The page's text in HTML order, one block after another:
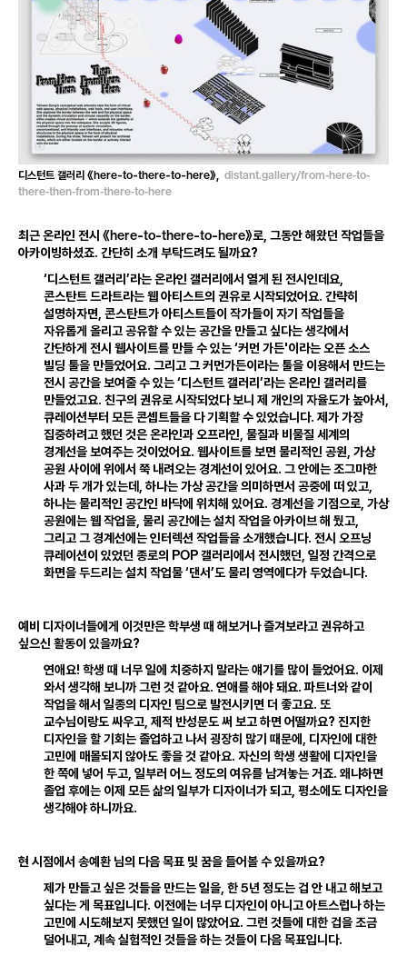
디스턴트 갤러리 《here-to-there-to-here》, distant.gallery/from-here-to-
there-then-from-there-to-here
최근 온라인 전시 《here-to-there-to-here》로, 그동안 해왔던 작업들을
아카이빙하셨죠. 간단히 소개 부탁드려도 될까요?
‘디스턴트 갤러리’라는 온라인 갤러리에서 열게 된 전시인데요,
콘스탄트 드라트라는 웹 아티스트의 권유로 시작되었어요. 간략히
설명하자면, 콘스탄트가 아티스트들이 작가들이 자기 작업들을
자유롭게 올리고 공유할 수 있는 공간을 만들고 싶다는 생각에서
간단하게 전시 웹사이트를 만들 수 있는 ‘커먼 가든'이라는 오픈 소스
빌딩 툴을 만들었어요. 그리고 그 커먼가든이라는 툴을 이용해서 만드는
전시 공간을 보여줄 수 있는 ‘디스턴트 갤러리’라는 온라인 갤러리를
만들었고요. 친구의 권유로 시작되었다 보니 제 개인의 자율도가 높아서 ,
큐레이션부터 모든 콘셉트들을 다 기획할 수 있었습니다. 제가 가장
집중하려고 했던 것은 온라인과 오프라인, 물질과 비물질 세계의
경계선을 보여주는 것이었어요. 웹사이트를 보면 물리적인 공원, 가상
공원 사이에 위에서 쭉 내려오는 경계선이 있어요. 그 안에는 조그마한
사과 두 개가 있는데 , 하나는 가상 공간을 의미하면서 공중에 떠 있고,
하나는 물리적인 공간인 바닥에 위치해 있어요. 경계선을 기점으로, 가상
공원에는 웹 작업을, 물리 공간에는 설치 작업을 아카이브 해 뒀고,
그리고 그 경계선에는 인터렉션 작업들을 소개했습니다. 전시 오프닝
큐레이션이 있었던 종로의 POP갤러리에서 전시했던, 일정 간격으로
화면을 두드리는 설치 작업물 ‘댄서’도 물리 영역에다가 두었습니다.
예비 디자이너들에게 이것만은 학부생 때 해보거나 즐겨보라고 권유하고
싶으신 활동이 있을까요?
연애요! 학생 때 너무 일에 치중하지 말라는 얘기를 많이 들었어요. 이제
와서 생각해 보니까 그런 것 같아요. 연애를 해야 돼요.파트너와 같이
작업을 해서 일종의 디자인 팀으로 발전시키면 더 좋고요. 또
교수님이랑도 싸우고, 제적 반성문도 써 보고 하면 어떨까요? 진지한
디자인을 할 기회는 졸업하고 나서 굉장히 많기 때문에 , 디자인에 대한
고민에 매몰되지 않아도 좋을 것 같아요. 자신의 학생 생활에 디자인을
한 쪽에 넣어 두고, 일부러 어느 정도의 여유를 남겨놓는 거죠. 왜냐하면
졸업 후에는 이제 모든 삶의 일부가 디자이너가 되고, 평소에도 디자인을
생각해야 하니까요.
현 시점에서 송예환 님의 다음 목표 및 꿈을 들어볼 수 있을까요?
제가 만들고 싶은 것들을 만드는 일을, 한5년 정도는 겁 안 내고 해보고
싶다는 게 목표입니다. 이전에는 너무 디자인이 아니고 아트스럽나 하는
고민에 시도해보지 못했던 일이 많았어요. 그런 것들에 대한 겁을 조금
덜어내고, 계속 실험적인 것들을 하는 것들이 다음 목표입니다.